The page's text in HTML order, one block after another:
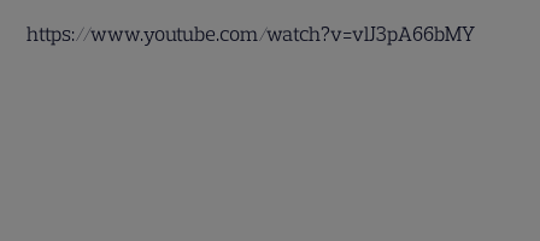
https://www.youtube.com/watch?v=vlJ3pA66bMY